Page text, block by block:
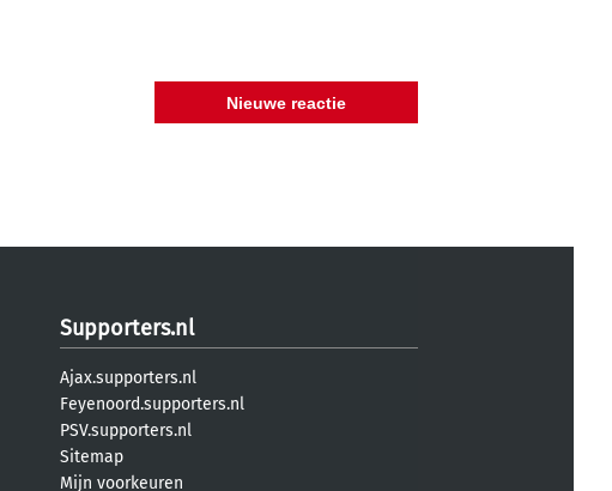
Supporters.nl
Ajax.supporters.nl
Feyenoord.supporters.nl
PSV.supporters.nl
Sitemap
Mijn voorkeuren